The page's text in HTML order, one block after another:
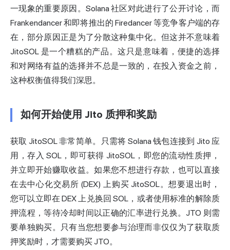
一现象的重要原因。Solana 社区对此进行了公开讨论，而
Frankendancer 和即将推出的 Firedancer 等竞争客户端的存
在，部分原因正是为了分散这种集中化。但这并不意味着
JitoSOL 是一个糟糕的产品。这只是意味着，便捷的选择
和对网络有益的选择并不总是一致的，在投入资金之前，
这种权衡值得我们深思。
如何开始使用 Jito 质押和奖励
获取 JitoSOL 非常简单。只需将 Solana 钱包连接到 Jito 应
用，存入 SOL，即可获得 JitoSOL，即您的流动性质押，
并立即开始赚取收益。如果您不想进行存款，也可以直接
在去中心化交易所 (DEX) 上购买 JitoSOL。想要退出时，
您可以立即在 DEX 上兑换回 SOL，或者使用标准的解除质
押流程，等待冷却时间以正确的汇率进行兑换。JTO 则需
要单独购买。只有当您想要参与治理而非仅仅为了获取质
押奖励时，才需要购买 JTO。